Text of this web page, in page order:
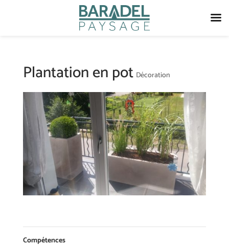
Plantation en pot Décoration
Compétences